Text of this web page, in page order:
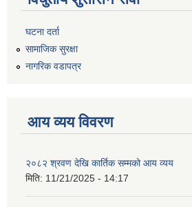
घटना दर्ता
सामाजिक सुरक्षा
नागरिक वडापत्र
आय व्यय विवरण
२०८२ श्रवण देखि कार्तिक सम्मको आय व्यय
मिति: 11/21/2025 - 14:17